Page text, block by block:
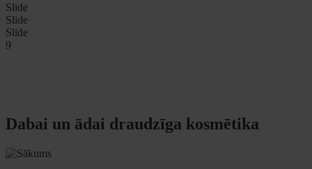
Slide
Slide
Slide
9
Dabai un ādai draudzīga kosmētika